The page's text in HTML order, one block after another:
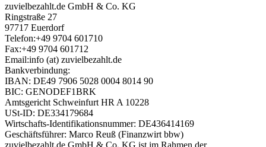
zuvielbezahlt.de GmbH & Co. KG
Ringstraße 27
97717 Euerdorf
Telefon:+49 9704 601710
Fax:+49 9704 601712
Email:info (at) zuvielbezahlt.de
Bankverbindung:
IBAN: DE49 7906 5028 0004 8014 90
BIC: GENODEF1BRK
Amtsgericht Schweinfurt HR A 10228
USt-ID: DE334179684
Wirtschafts-Identifikationsnummer: DE436414169
Geschäftsführer: Marco Reuß (Finanzwirt bbw)
zuvielbezahlt.de GmbH & Co. KG ist im Rahmen der